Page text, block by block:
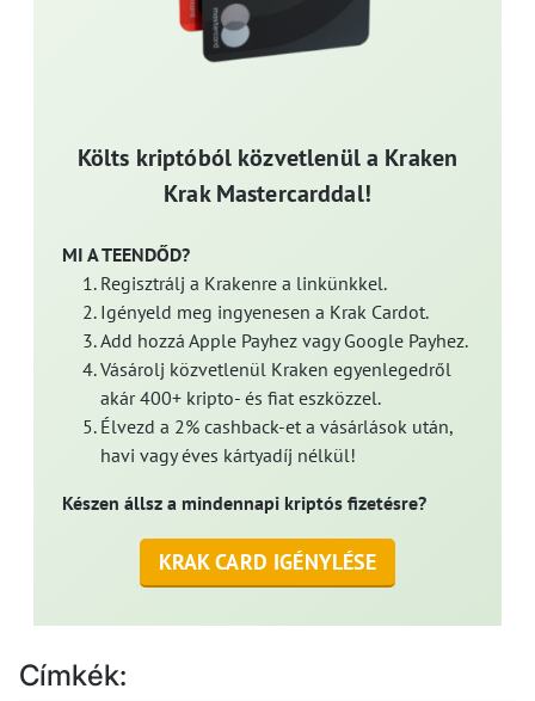
Költs kriptóból közvetlenül a Kraken
Krak Mastercarddal!
MI A TEENDŐD?
Regisztrálj a Krakenre a linkünkkel.
Igényeld meg ingyenesen a Krak Cardot.
Add hozzá Apple Payhez vagy Google Payhez.
Vásárolj közvetlenül Kraken egyenlegedről
akár 400+ kripto- és fiat eszközzel.
Élvezd a 2% cashback-et a vásárlások után,
havi vagy éves kártyadíj nélkül!
Készen állsz a mindennapi kriptós fizetésre?
KRAK CARD IGÉNYLÉSE
Címkék: